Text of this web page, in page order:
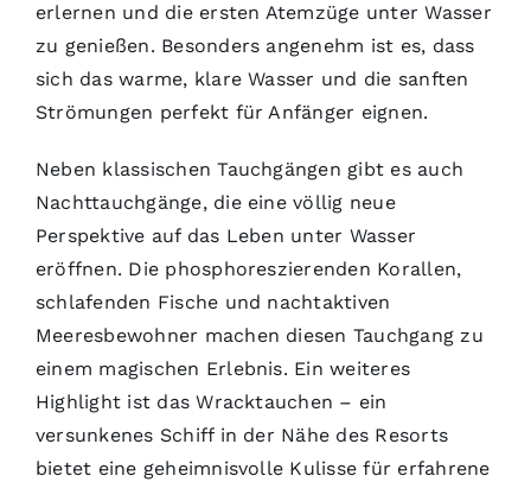
erlernen und die ersten Atemzüge unter Wasser
zu genießen. Besonders angenehm ist es, dass
sich das warme, klare Wasser und die sanften
Strömungen perfekt für Anfänger eignen.
Neben klassischen Tauchgängen gibt es auch
Nachttauchgänge, die eine völlig neue
Perspektive auf das Leben unter Wasser
eröffnen. Die phosphoreszierenden Korallen,
schlafenden Fische und nachtaktiven
Meeresbewohner machen diesen Tauchgang zu
einem magischen Erlebnis. Ein weiteres
Highlight ist das Wracktauchen – ein
versunkenes Schiff in der Nähe des Resorts
bietet eine geheimnisvolle Kulisse für erfahrene